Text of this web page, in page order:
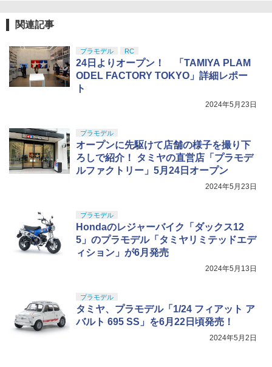
関連記事
プラモデル RC
24日よりオープン！ 「TAMIYA PLAM
ODEL FACTORY TOKYO」詳細レポー
ト
2024年5月23日
プラモデル
オープンに先駆けて店舗の様子を撮り下
ろしで紹介！ タミヤの直営店「プラモデ
ルファクトリー」5月24日オープン
2024年5月23日
プラモデル
Hondaのレジャーバイク「ダックス12
5」のプラモデル「タミヤリミテッドエデ
ィション」が6月発売
2024年5月13日
プラモデル
タミヤ、プラモデル「1/24 フィアット ア
バルト 695 SS」を6月22日頃発売！
2024年5月2日